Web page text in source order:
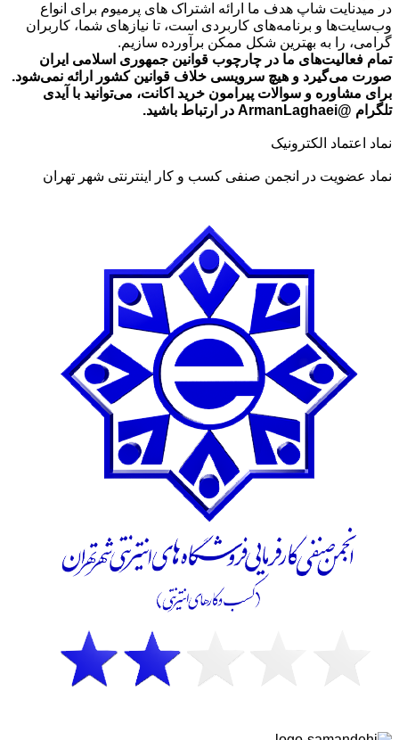
تا
تومان549,000
در میدنایت شاپ هدف ما ارائه اشتراک های پرمیوم برای انواع
وب‌سایت‌ها و برنامه‌های کاربردی است، تا نیازهای شما، کاربران
گرامی، را به بهترین شکل ممکن برآورده سازیم.
تمام فعالیت‌های ما در چارچوب قوانین جمهوری اسلامی ایران
صورت می‌گیرد و هیچ سرویسی خلاف قوانین کشور ارائه نمی‌شود.
برای مشاوره و سوالات پیرامون خرید اکانت، می‌توانید با آیدی
تلگرام @ArmanLaghaei در ارتباط باشید.
نماد اعتماد الکترونیک
نماد عضویت در انجمن صنفی کسب و کار اینترنتی شهر تهران